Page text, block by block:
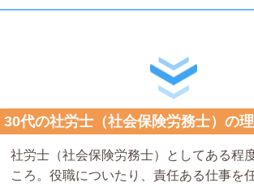
30代の社労士（社会保険労務士）の
社労士（社会保険労務士）としてある程
ころ。役職についたり、責任ある仕事を